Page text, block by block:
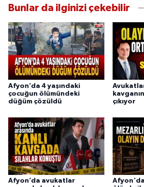
Bunlar da ilginizi çekebilir
Afyon’da 4 yaşındaki
çocuğun ölümündeki
düğüm çözüldü
çıkıyor
Afyon’da avukatlar